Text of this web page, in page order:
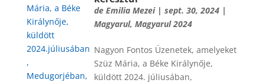
deEmilia Mezei|sept. 30, 2024 |
Magyarul,Magyarul 2024
Nagyon Fontos Üzenetek, amelyeket
Szüz Mária, a Béke Királynője,
küldött 2024. júliusában,